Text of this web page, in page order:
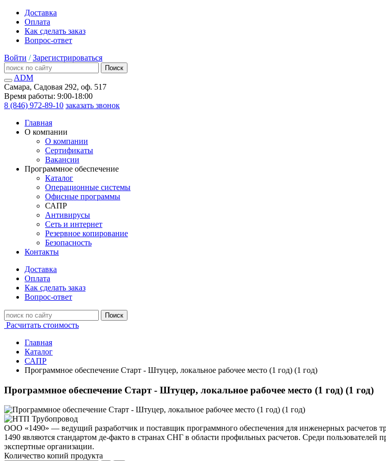
Доставка
Оплата
Как сделать заказ
Вопрос-ответ
Войти / Зарегистрироваться
Поиск
ADM
Самара, Садовая 292, оф. 517
Время работы: 9:00-18:00
8 (846) 972-89-10 заказать звонок
Главная
О компании
О компании
Сертификаты
Вакансии
Программное обеспечение
Каталог
Операционные системы
Офисные программы
САПР
Антивирусы
Сеть и интернет
Резервное копирование
Безопасность
Контакты
Доставка
Оплата
Как сделать заказ
Вопрос-ответ
Поиск
Расчитать стоимость
Главная
Каталог
САПР
Программное обеспечение Старт - Штуцер, локальное рабочее место (1 год) (1 год)
Программное обеспечение Старт - Штуцер, локальное рабочее место (1 год) (1 год)
ООО «1490» — ведущий разработчик и поставщик программного обеспечения для инженерных расчетов
1490 являются стандартом де-факто в странах СНГ в области профильных расчетов. Среди
экспертные организации.
Количество копий продукта